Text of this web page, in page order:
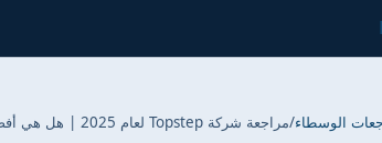
الوسطاء/مراجعة شركة Topstep لعام 2025 | هل هي أفضل شركة تمويل تداول عقود آجلة؟